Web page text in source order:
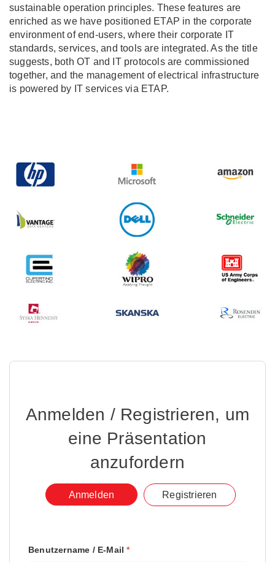
sustainable operation principles. These features are
enriched as we have positioned ETAP in the corporate
environment of end-users, where their corporate IT
standards, services, and tools are integrated. As the title
suggests, both OT and IT protocols are commissioned
together, and the management of electrical infrastructure
is powered by IT services via ETAP.
Anmelden / Registrieren, um
eine Präsentation
anzufordern​
Anmelden Registrieren​
Benutzername / E-Mail*